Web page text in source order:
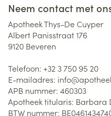
Neem contact met
Apotheek Thys-De Cuyper
Albert Panisstraat 176
9120 Beveren
Telefoon: +32 3 750 95 20
E-mailadres: info@
APB nummer: 460303
Apotheek titularis: Barbara
BTW nummer: